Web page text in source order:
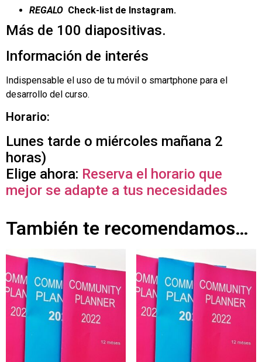
REGALO Check-list de Instagram.
Más de 100 diapositivas.
Información de interés
Indispensable el uso de tu móvil o smartphone para el
desarrollo del curso.
Horario:
Lunes tarde o miércoles mañana 2
horas)
Elige ahora: Reserva el horario que
mejor se adapte a tus necesidades
También te recomendamos…